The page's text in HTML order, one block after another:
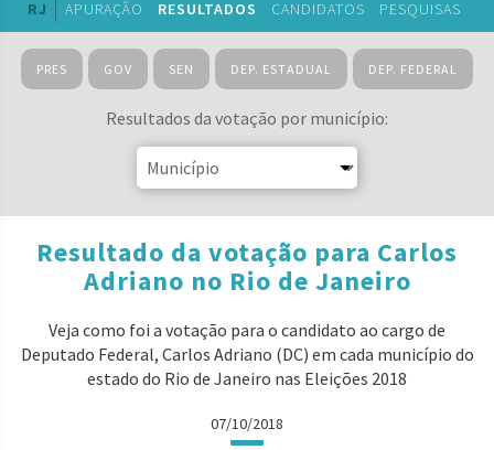
RJ APURAÇÃO RESULTADOS CANDIDATOS PESQUISAS
PRES GOV SEN DEP. ESTADUAL DEP. FEDERAL
Resultados da votação por município:
Resultado da votação para Carlos
Adriano no Rio de Janeiro
Veja como foi a votação para o candidato ao cargo de
Deputado Federal, Carlos Adriano (DC) em cada município do
estado do Rio de Janeiro nas Eleições 2018
07/10/2018